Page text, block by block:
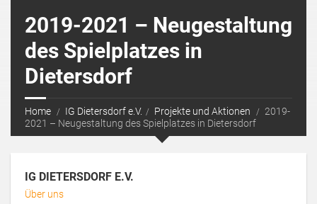
2019-2021 – Neugestaltung
des Spielplatzes in
Dietersdorf
Home IG Dietersdorf e.V. Projekte und Aktionen
2019-
2021 – Neugestaltung des Spielplatzes in Dietersdorf
IG DIETERSDORF E.V.
Über uns